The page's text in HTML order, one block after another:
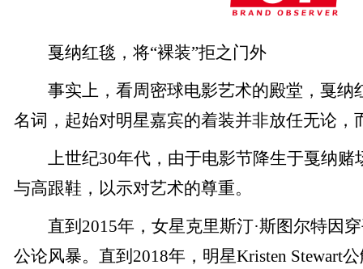
戛纳红毯，将“裸装”拒之门外
事实上，看周密球电影艺术的殿堂，戛纳
名词，起始对明星嘉宾的着装并非放任无论，
上世纪30年代，由于电影节降生于戛纳赌
与高跟鞋，以示对艺术的尊重。
直到2015年，女星克里斯汀·斯图尔特因穿
公论风暴。直到2018年，明星Kristen Stewart